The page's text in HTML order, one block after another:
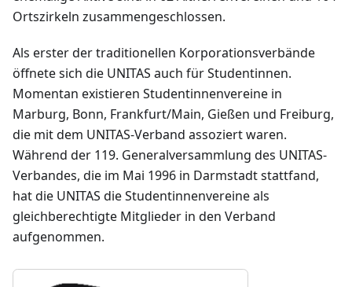
Ortszirkeln zusammengeschlossen.
Als erster der traditionellen Korporationsverbände
öffnete sich die UNITAS auch für Studentinnen.
Momentan existieren Studentinnenvereine in
Marburg, Bonn, Frankfurt/Main, Gießen und Freiburg,
die mit dem UNITAS-Verband assoziert waren.
Während der 119. Generalversammlung des UNITAS-
Verbandes, die im Mai 1996 in Darmstadt stattfand,
hat die UNITAS die Studentinnenvereine als
gleichberechtigte Mitglieder in den Verband
aufgenommen.